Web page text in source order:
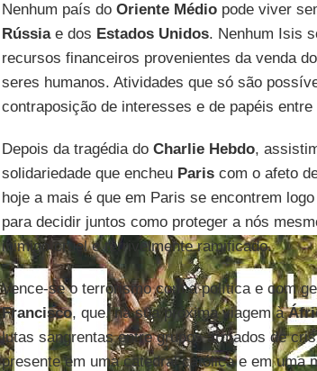
Nenhum país do Oriente Médiopode viver
Rússiae dos Estados Unidos. Nenhum Isis
recursos financeiros provenientes da venda
seres humanos. Atividades que só são
contraposição de interesses e de papéis
Depois da tragédia do Charlie Hebdo,
solidariedade que encheu Pariscom o afeto
hoje a mais é que em Paris se encontrem logo
para decidir juntos como proteger a nós
inimigo cruel e terrivelmente ramificado.
Vence-se o terrorismo com a política e com
Francisco, que, na sua próxima viagem à
lutas sangrentas entre grupos armados de
presente em uma catedral católica e em uma